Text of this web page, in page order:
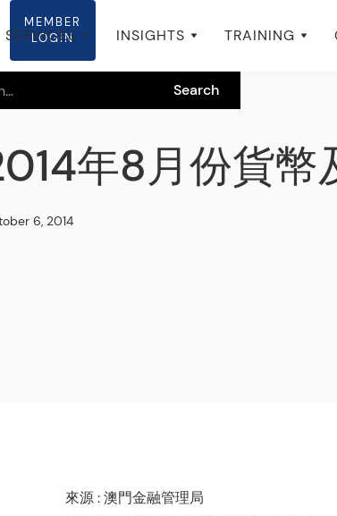
SERVICES INSIGHTS TRAINING
MEMBER
LOGIN
年8月份貨幣
6, 2014
來源 : 澳門金融管理局